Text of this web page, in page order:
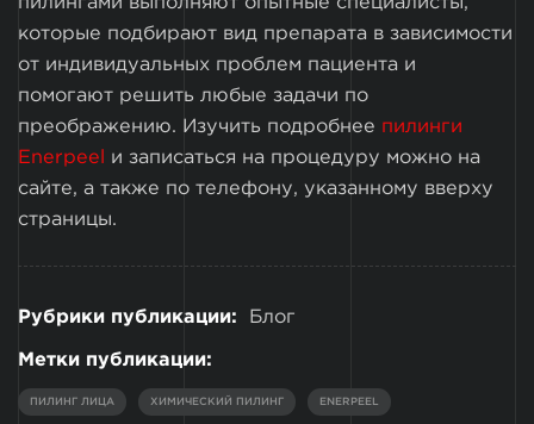
которые подбирают вид препарата в зависимости
от индивидуальных проблем пациента и
помогают решить любые задачи по
преображению. Изучить подробнее пилинги
Enerpeel
и записаться на процедуру можно на
сайте, а также по телефону, указанному вверху
страницы.
Рубрики публикации: Блог
Метки публикации:
ПИЛИНГ ЛИЦА ХИМИЧЕСКИЙ ПИЛИНГ ENERPEEL